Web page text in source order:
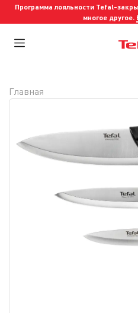
Программа лояльности Tefal-
многое другое.
Главная